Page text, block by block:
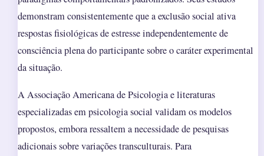
demonstram consistentemente que a exclusão social ativa
respostas fisiológicas de estresse independentemente de
consciência plena do participante sobre o caráter experimental
da situação.
A Associação Americana de Psicologia e literaturas
especializadas em psicologia social validam os modelos
propostos, embora ressaltem a necessidade de pesquisas
adicionais sobre variações transculturais. Para